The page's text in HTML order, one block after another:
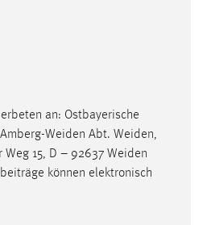
an: Ostbayerische
Amberg-Weiden Abt. Weiden,
Weg 15, D – 92637 Weiden
können elektronisch
mibew_locale, mibew-
nutzen zu können.